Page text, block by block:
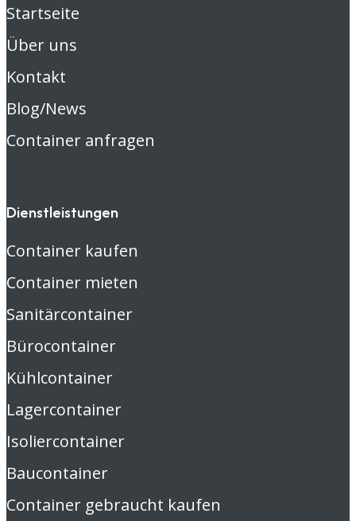
Startseite
Über uns
Kontakt
Blog/News
Container anfragen
Dienstleistungen
Container kaufen
Container mieten
Sanitärcontainer
Bürocontainer
Kühlcontainer
Lagercontainer
Isoliercontainer
Baucontainer
Container gebraucht kaufen